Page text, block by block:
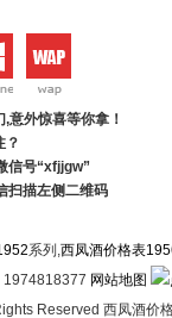
,意外惊喜等你拿！
？
信号“xfjjgw”
扫描左侧二维码
系列,西凤酒价格表
1974818377 网站地图
Reserved 西凤酒价